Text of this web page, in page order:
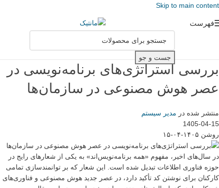
Skip to main content
فهرست
جست و جو
بررسی استراتژی‌های برنامه‌نویسی در
عصر هوش مصنوعی در سازمان‌ها
منتشر شده در مدیر سیستم
1405-04-15
روشن ۱۴۰۵-۰۴-۱۵
در سال‌های اخیر، مفهوم «همه برنامه‌نویس‌اند» به یکی از شعارهای رایج در
حوزه فناوری اطلاعات تبدیل شده است. این شعار که بر توانمندسازی تمامی
کارکنان برای نوشتن کد تأکید دارد، در عصر جدید هوش مصنوعی و فناوری‌های